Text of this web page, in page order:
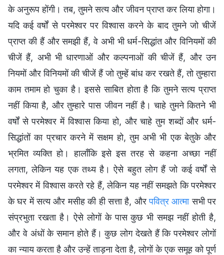
के अनुरूप होंगी। तब, तुमने सत्य और जीवन प्राप्त कर लिया होगा।
यदि कई वर्षों से परमेश्वर पर विश्वास करने के बाद तुमने जो चीजें
प्राप्त की हैं और समझी हैं, वे अभी भी धर्म-सिद्धांत और विनियमों की
चीजें हैं, अभी भी धारणाओं और कल्पनाओं की चीजें हैं, और उन
नियमों और विनियमों की चीजें हैं जो तुम्हें बांध कर रखते हैं, तो तुम्हारा
काम तमाम हो चुका है। इससे साबित होता है कि तुमने सत्य प्राप्त
नहीं किया है, और तुम्हारे पास जीवन नहीं है। चाहे तुमने कितने भी
वर्षों से परमेश्वर में विश्वास किया हो, और चाहे तुम शब्दों और धर्म-
सिद्धांतों का प्रचार करने में सक्षम हो, तुम अभी भी एक बेतुके और
भ्रमित व्यक्ति हो। हालाँकि इसे इस तरह से कहना अच्छा नहीं
लगता, लेकिन यह एक तथ्य है। ऐसे बहुत लोग हैं जो कई वर्षों से
परमेश्वर में विश्वास करते रहे हैं, लेकिन यह नहीं समझते कि परमेश्वर
के घर में सत्य और मसीह की ही सत्ता है, औरपवित्र आत्मासभी पर
संप्रभुता रखता है। ऐसे लोगों के पास कुछ भी समझ नहीं होती है,
और वे अंधों के समान होते हैं। कुछ लोग देखते हैं कि परमेश्वर लोगों
का न्याय करता है और उन्हें ताड़ना देता है, लोगों के एक समूह को पूर्ण